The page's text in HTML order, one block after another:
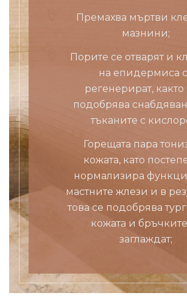
Премахва мъртви
мазнини;
Порите се отварят и
на епидермиса
регенерират, както
подобрява
тъканите с
Горещата пара
кожата, като
нормализира
мастните жлези и в
това се подобрява
кожата и
заглаждат;